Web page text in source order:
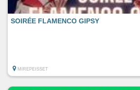
SOIRÉE FLAMENCO GIPSY
MIREPEISSET